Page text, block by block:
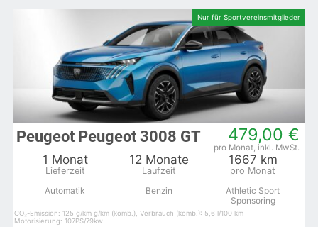
479,00 €
Peugeot Peugeot 3008 GT
1 Monat 12 Monate 1667 km
Automatik Benzin
Athletic Sport
Sponsoring
CO₂-Emission: 125 g/km g/km (komb.), Verbrauch (komb.): 5,6 l/100 km
Motorisierung: 107PS/79kw